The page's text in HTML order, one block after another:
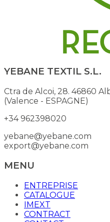
YEBANE TEXTIL S.L.
Ctra de Alcoi, 28. 46860
(Valence - ESPAGNE)
+34 962398020
yebane@yebane.com
export@yebane.com
MENU
ENTREPRISE
CATALOGUE
IMEXT
CONTRACT